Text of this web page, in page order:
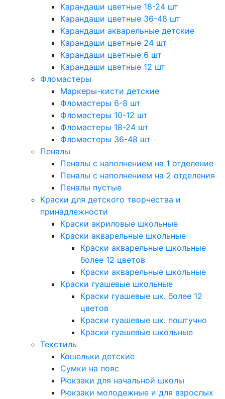
Карандаши цветные 18-24 шт
Карандаши цветные 36-48 шт
Карандаши акварельные детские
Карандаши цветные 24 шт
Карандаши цветные 6 шт
Карандаши цветные 12 шт
Фломастеры
Маркеры-кисти детские
Фломастеры 6-8 шт
Фломастеры 10-12 шт
Фломастеры 18-24 шт
Фломастеры 36-48 шт
Пеналы
Пеналы с наполнением на 1 отделение
Пеналы с наполнением на 2 отделения
Пеналы пустые
Краски для детского творчества и
принадлежности
Краски акриловые школьные
Краски акварельные школьные
Краски акварельные школьные
более 12 цветов
Краски акварельные школьные
Краски гуашевые школьные
Краски гуашевые шк. более 12
цветов
Краски гуашевые шк. поштучно
Краски гуашевые школьные
Текстиль
Кошельки детские
Сумки на пояс
Рюкзаки для начальной школы
Рюкзаки молодежные и для взрослых